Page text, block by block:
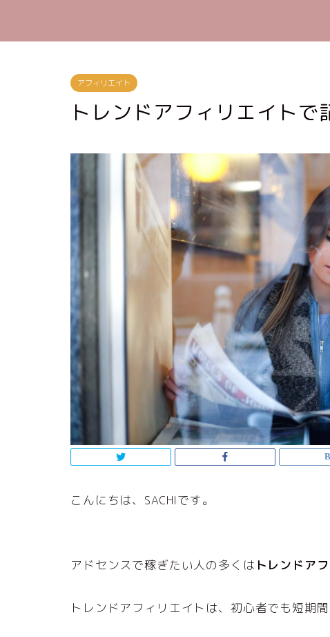
アフィリエイト
トレンドアフィリエイトで
こんにちは、SACHIです。
アドセンスで稼ぎたい人の多くは トレンドア
トレンドアフィリエイトは、初心者でも短期